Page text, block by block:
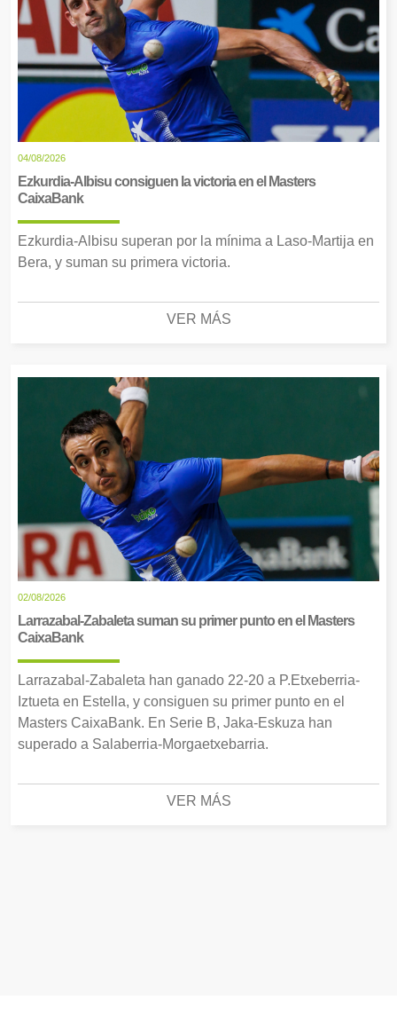
04/08/2026
Ezkurdia-Albisu consiguen la victoria en el Masters
CaixaBank
Ezkurdia-Albisu superan por la mínima a Laso-Martija en
Bera, y suman su primera victoria.
VER MÁS
02/08/2026
Larrazabal-Zabaleta suman su primer punto en el Masters
CaixaBank
Larrazabal-Zabaleta han ganado 22-20 a P.Etxeberria-
Iztueta en Estella, y consiguen su primer punto en el
Masters CaixaBank. En Serie B, Jaka-Eskuza han
superado a Salaberria-Morgaetxebarria.
VER MÁS